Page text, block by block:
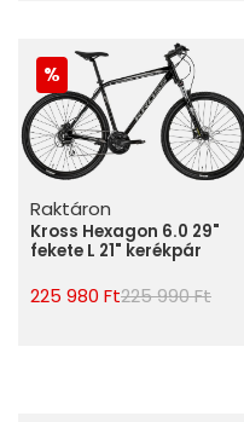
Raktáron
Kross Hexagon 6.0 29"
fekete L 21" kerékpár
225 980 Ft225 990 Ft